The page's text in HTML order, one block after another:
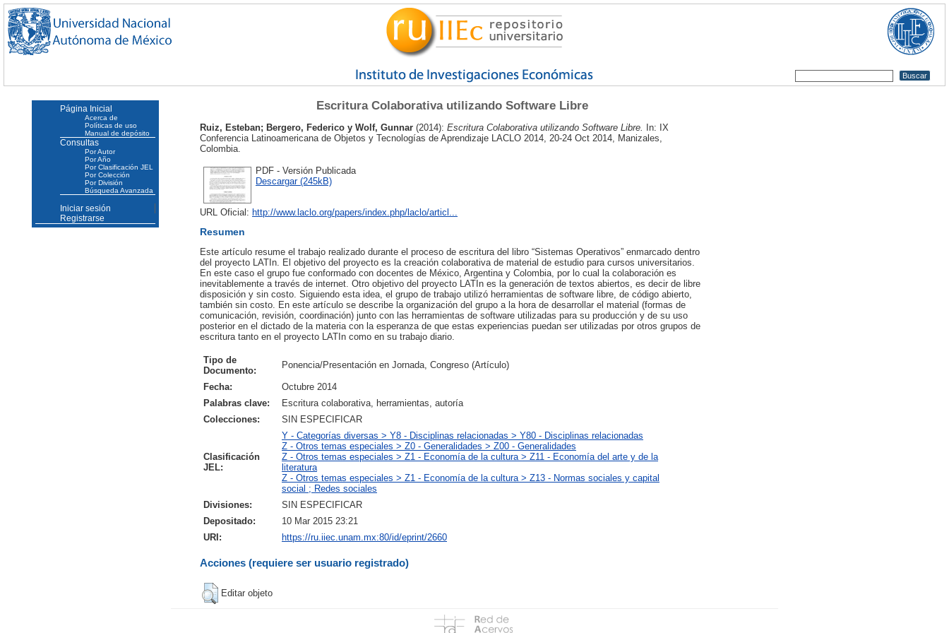
Escritura Colaborativa utilizando Software Libre
Ruiz, Esteban; Bergero, Federico y Wolf, Gunnar (2014): Escritura Colaborativa utilizando Software Libre.
In: IX
Conferencia Latinoamericana de Objetos y Tecnologías de Aprendizaje LACLO 2014, 20-24 Oct 2014, Manizales,
Colombia.
PDF - Versión Publicada
Descargar (245kB)
URL Oficial: http://www.laclo.org/papers/index.php/laclo/articl...
Resumen
Este artículo resume el trabajo realizado durante el proceso de escritura del libro “Sistemas Operativos” enmarcado dentro
del proyecto LATIn. El objetivo del proyecto es la creación colaborativa de material de estudio para cursos universitarios.
En este caso el grupo fue conformado con docentes de México, Argentina y Colombia, por lo cual la colaboración es
inevitablemente a través de internet. Otro objetivo del proyecto LATIn es la generación de textos abiertos, es decir de libre
disposición y sin costo. Siguiendo esta idea, el grupo de trabajo utilizó herramientas de software libre, de código abierto,
también sin costo. En este artículo se describe la organización del grupo a la hora de desarrollar el material (formas de
comunicación, revisión, coordinación) junto con las herramientas de software utilizadas para su producción y de su uso
posterior en el dictado de la materia con la esperanza de que estas experiencias puedan ser utilizadas por otros grupos de
escritura tanto en el proyecto LATIn como en su trabajo diario.
Tipo de
Documento:
Ponencia/Presentación en Jornada, Congreso (Artículo)
Fecha:
Octubre 2014
Palabras clave:
Escritura colaborativa, herramientas, autoría
Colecciones:
SIN ESPECIFICAR
Clasificación
JEL:
Y - Categorías diversas > Y8 - Disciplinas relacionadas > Y80 - Disciplinas relacionadas
Z - Otros temas especiales > Z0 - Generalidades > Z00 - Generalidades
Z - Otros temas especiales > Z1 - Economía de la cultura > Z11 - Economía del arte y de la
literatura
Z - Otros temas especiales > Z1 - Economía de la cultura > Z13 - Normas sociales y capital
social ; Redes sociales
Divisiones:
SIN ESPECIFICAR
Depositado:
10 Mar 2015 23:21
URI:
https://ru.iiec.unam.mx:80/id/eprint/2660
Acciones (requiere ser usuario registrado)
Editar objeto
Página Inicial
Acerca de
Políticas de uso
Manual de depósito
Consultas
Por Autor
Por Año
Por Clasificación JEL
Por Colección
Por División
Búsqueda Avanzada
Iniciar sesión
Registrarse